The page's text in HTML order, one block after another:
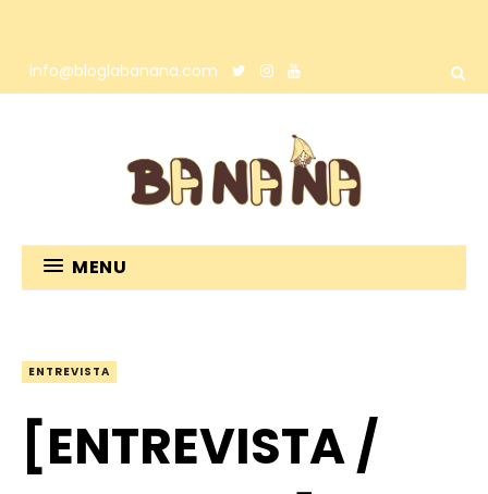
info@bloglabanana.com
MENU
ENTREVISTA
[ENTREVISTA /